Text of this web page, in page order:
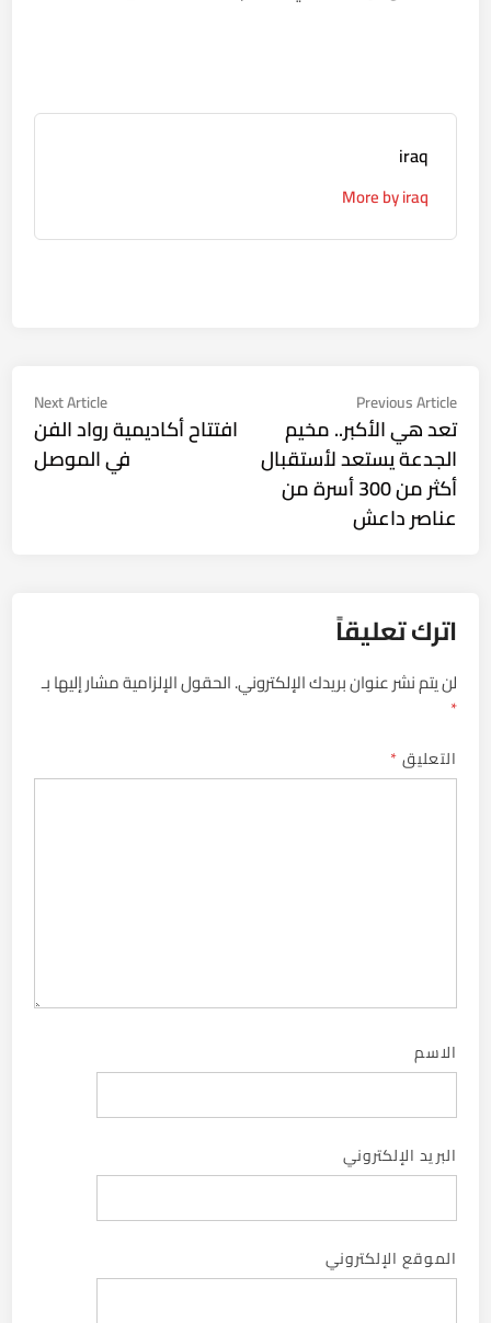
iraq
More by iraq
تصفّح
المقالات
Previous Article
article:
تعد هي الأكبر.. مخيم
الجدعة يستعد لأستقبال
أكثر من 300 أسرة من
عناصر داعش
Next Article
Next
افتتاح أكاديمية رواد الفن
في الموصل
اترك تعليقاً
لن يتم نشر عنوان بريدك الإلكتروني.الحقول الإلزامية مشار إليها بـ
*
التعليق*
الاسم
البريد الإلكتروني
الموقع الإلكتروني